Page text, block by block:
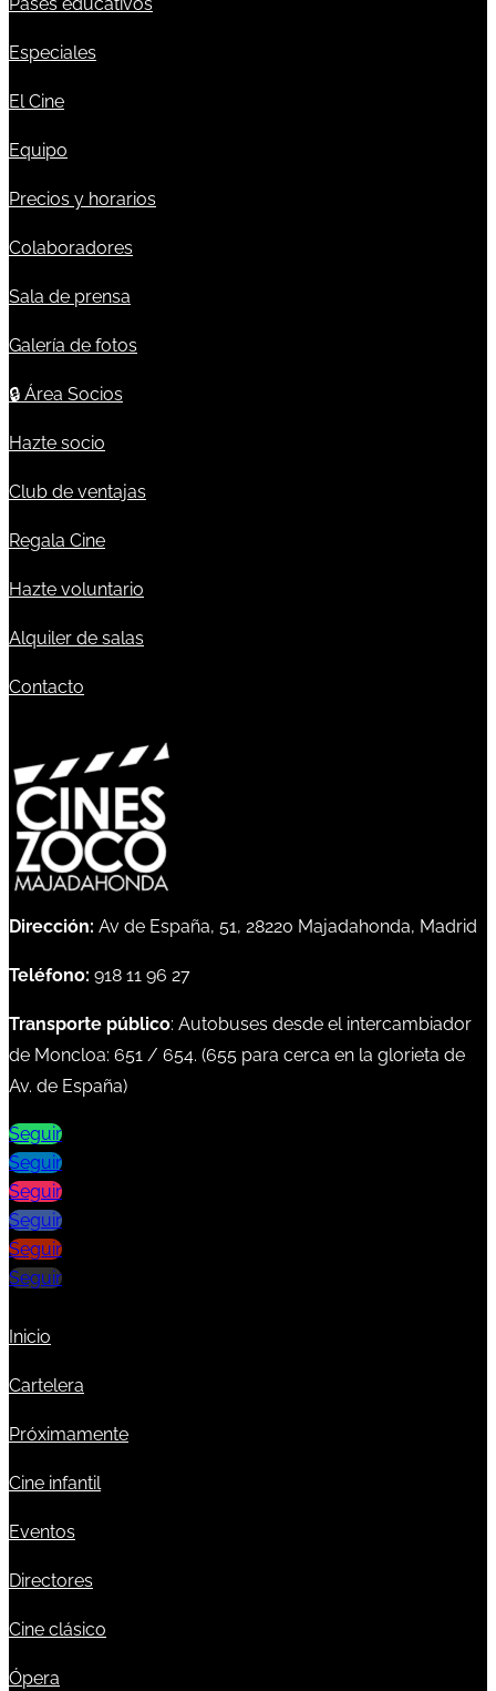
Especiales
El Cine
Equipo
Precios y horarios
Colaboradores
Sala de prensa
Galería de fotos
🔒 Área Socios
Hazte socio
Club de ventajas
Regala Cine
Hazte voluntario
Alquiler de salas
Contacto
Dirección: Av de España, 51, 28220 Majadahonda, Madrid
Teléfono: 918 11 96 27
Transporte público: Autobuses desde el intercambiador
de Moncloa: 651 / 654. (655 para cerca en la glorieta de
Av. de España)
Seguir
Seguir
Seguir
Seguir
Seguir
Seguir
Inicio
Cartelera
Próximamente
Cine infantil
Eventos
Directores
Cine clásico
Ópera